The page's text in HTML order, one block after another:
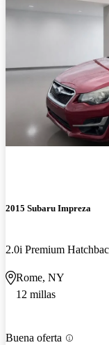
2015 Subaru Impreza
2.0i Premium
Rome, NY
12 millas
Buena oferta